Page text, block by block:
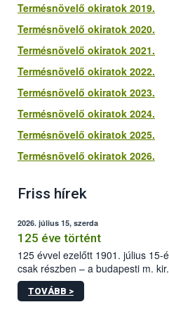
Termésnövelő okiratok 2019.
Termésnövelő okiratok 2020.
Termésnövelő okiratok 2021.
Termésnövelő okiratok 2022.
Termésnövelő okiratok 2023.
Termésnövelő okiratok 2024.
Termésnövelő okiratok 2025.
Termésnövelő okiratok 2026.
Friss hírek
2026. július 15, szerda
125 éve történt
125 évvel ezelőtt 1901. július 15-
csak részben – a budapesti m.
állomás a Kis Rókus utca 15.
tervezett új épületébe.
TOVÁBB >